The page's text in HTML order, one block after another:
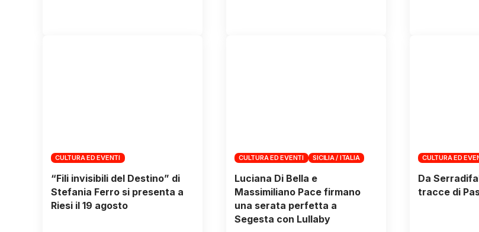
CULTURA ED EVENTI
“Fili invisibili del Destino” di
Stefania Ferro si presenta a
Riesi il 19 agosto
CULTURA ED EVENTI SICILIA / ITALIA
Luciana Di Bella e
Massimiliano Pace firmano
una serata perfetta a
Segesta con Lullaby
CULTURA ED
Da
tracce di